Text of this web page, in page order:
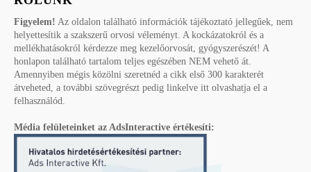
Figyelem! Az oldalon található információk tájékoztató jellegűek, nem
helyettesítik a szakszerű orvosi véleményt. A kockázatokról és a
mellékhatásokról kérdezze meg kezelőorvosát, gyógyszerészét! A
honlapon található tartalom teljes egészében NEM vehető át.
Amennyiben mégis közölni szeretnéd a cikk első 300 karakterét
átveheted, a további szövegrészt pedig linkelve itt olvashatja el a
felhasználód.
Média felületeinket az AdsInteractive értékesíti: